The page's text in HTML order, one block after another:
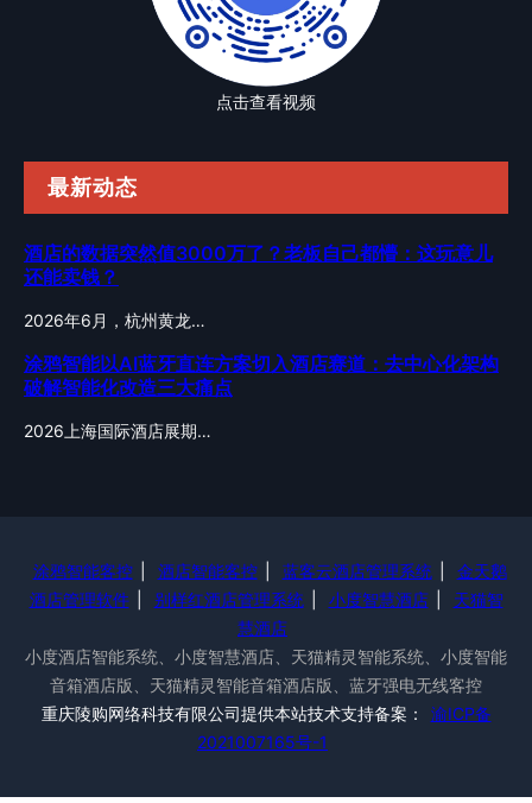
点击查看视频
最新动态
酒店的数据突然值3000万了？老板自己都懵：这玩意儿
还能卖钱？
2026年6月，杭州黄龙…
涂鸦智能以AI蓝牙直连方案切入酒店赛道：去中心化架构
破解智能化改造三大痛点
2026上海国际酒店展期…
涂鸦智能客控 酒店智能客控 蓝客云酒店管理系统
金天鹅
酒店管理软件
别样红酒店管理系统 小度智慧酒店
天猫智
慧酒店
小度酒店智能系统、小度智慧酒店、天猫精灵智能系统、小度智能
音箱酒店版、天猫精灵智能音箱酒店版、蓝牙强电无线客控
重庆陵购网络科技有限公司提供本站技术支持备案：
渝ICP备
2021007165号-1